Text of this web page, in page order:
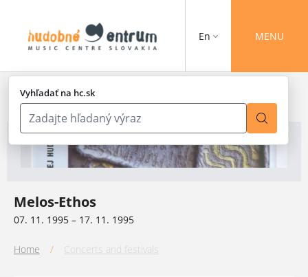
Vyhľadať na hc.sk
En MENU
Melos-Ethos
07. 11. 1995 – 17. 11. 1995
Home / Concerts and festivals